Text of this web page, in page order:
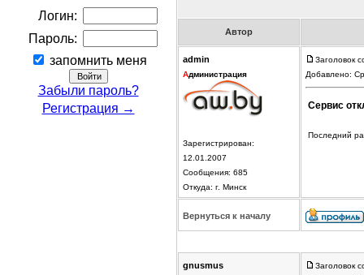
Логин:
Пароль:
запомнить меня
Забыли пароль?
Регистрация →
Автор
admin
Администрация
Зарегистрирован:
12.01.2007
Сообщения: 685
Откуда: г. Минск
Заголовок
Добавлено:
Сервис
Последний
Вернуться к началу
gnusmus
Заголовок